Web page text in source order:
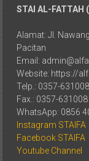
STAI AL-FATTAH
Alamat: Jl.
Pacitan
Email:
Website: https://
Telp.: 0357-631008
Fax.: 0357-631008
WhatsApp: 0856
Instagram STAIFA
Facebook STAIFA
Youtube Channel